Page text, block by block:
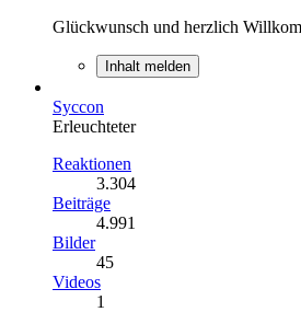
Glückwunsch und herzlich
Inhalt melden
Syccon
Erleuchteter
Reaktionen
3.304
Beiträge
4.991
Bilder
45
Videos
1